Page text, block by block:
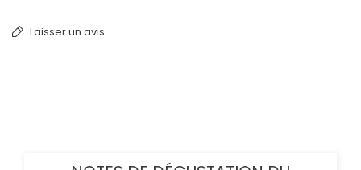
Laisser un avis